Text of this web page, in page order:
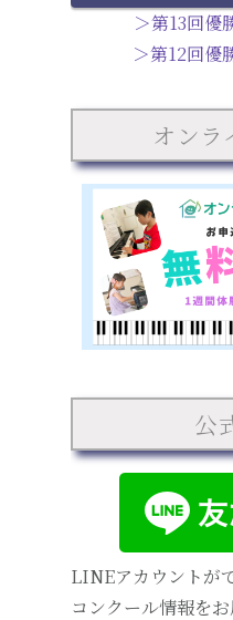
＞第13回優
＞第12回優
オンラ
公
LINEアカウントが
コンクール情報をお